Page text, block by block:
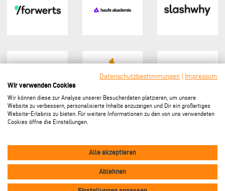
Datenschutzbestimmungen
Impressum
Wir verwenden Cookies
Wir können diese zur Analyse unserer Besucherdaten platzieren, um unsere
Website zu verbessern, personalisierte Inhalte anzuzeigen und Dir ein großartiges
Website-Erlebnis zu bieten. Für weitere Informationen zu den von uns verwendeten
Cookies öffne die Einstellungen.
Alle akzeptieren
Ablehnen